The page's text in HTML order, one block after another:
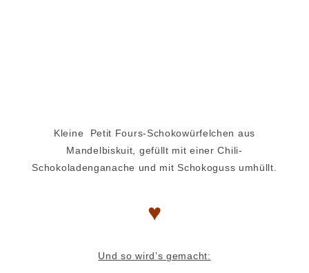
Kleine Petit Fours-Schokowürfelchen aus
Mandelbiskuit, gefüllt mit einer Chili-
Schokoladenganache und mit Schokoguss umhüllt.
♥
Und so wird’s gemacht: